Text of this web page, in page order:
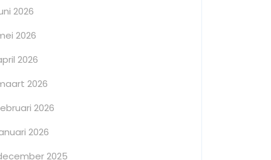
2026
2026
2026
2026
2026
2026
2025